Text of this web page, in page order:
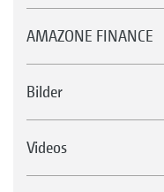
AMAZONE FINANCE
Bilder
Videos